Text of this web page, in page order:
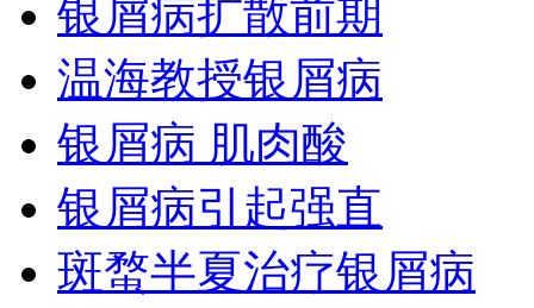
银屑病扩散前期
温海教授银屑病
银屑病 肌肉酸
银屑病引起强直
斑蝥半夏治疗银屑病